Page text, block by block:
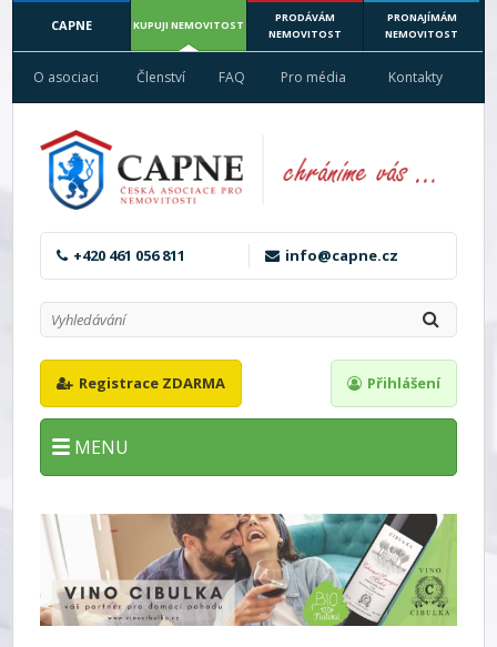
CAPNE KUPUJI NEMOVITOST
PRODÁVÁM
NEMOVITOST
PRONAJÍMÁM
NEMOVITOST
O asociaci Členství FAQ Pro média Kontakty
+420 461 056 811 info@capne.cz
Registrace ZDARMA Přihlášení
MENU